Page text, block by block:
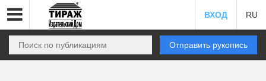
ВХОД RU
Отправить рукопись